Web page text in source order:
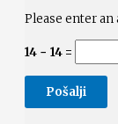
Please enter an
14 − 14 =